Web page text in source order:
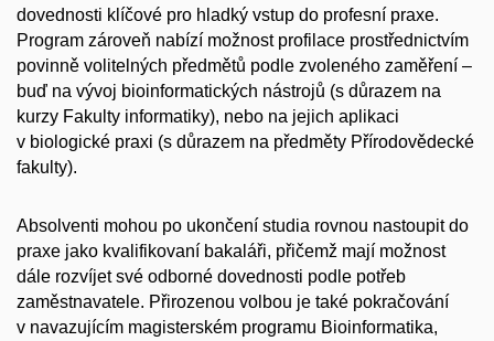
dovednosti klíčové pro hladký vstup do profesní praxe.
Program zároveň nabízí možnost profilace prostřednictvím
povinně volitelných předmětů podle zvoleného zaměření –
buď na vývoj bioinformatických nástrojů (s důrazem na
kurzy Fakulty informatiky), nebo na jejich aplikaci
v biologické praxi (s důrazem na předměty Přírodovědecké
fakulty).
Absolventi mohou po ukončení studia rovnou nastoupit do
praxe jako kvalifikovaní bakaláři, přičemž mají možnost
dále rozvíjet své odborné dovednosti podle potřeb
zaměstnavatele. Přirozenou volbou je také pokračování
v navazujícím magisterském programu Bioinformatika,